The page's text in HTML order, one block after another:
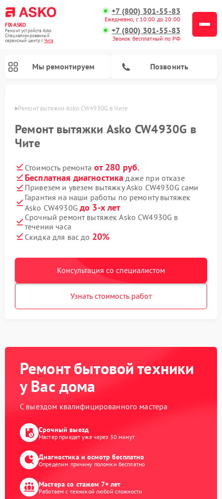
FIX-ASKO
Ремонт устройств Asko
Специализированный
cервисный центр г.Чита
+7 (800) 301-55-83
Ежедневно, с 10:00 до 20:00
+7 (800) 301-55-83
Звонок бесплатный по РФ
Мы ремонтируем Позвонить
Ремонт вытяжки Asko CW4930G в Чите
Ремонт вытяжки Asko CW4930G в
Чите
Стоимость ремонта от 280 руб.
Бесплатная диагностика даже при отказе
Привезем и увезем вытяжку Asko CW4930G сами
Гарантия на наши работы по ремонту вытяжек
Asko CW4930G до 3-х лет
Срочный ремонт вытяжек Asko CW4930G в
течении часа
Скидка для вас до 20%
Консультация со специалистом
Узнать стоимость работ
Ремонт бытовой техники
у Вас дома
С выездом квалифицированного мастера
Срочный выезд
Мастер приедет уже через 30 минут
Диагностика и осмотр бесплатно
Определим причину поломки бесплатно
Мастера со стажем 7+ лет
Работаем с техникой любой сложности